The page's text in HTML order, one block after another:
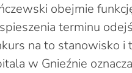
obejmie
terminu
na to stanowisko i
w Gnieźnie oznacza